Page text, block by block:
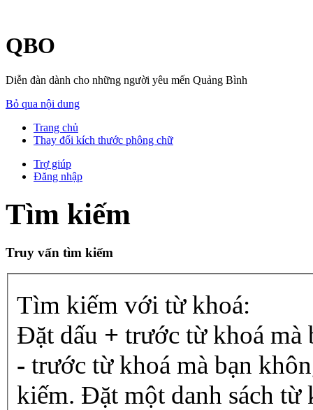
QBO
Diễn đàn dành cho những người yêu mến Quảng Bình
Bỏ qua nội dung
Trang chủ
Thay đổi kích thước phông chữ
Trợ giúp
Đăng nhập
Tìm kiếm
Truy vấn tìm kiếm
Tìm kiếm với từ khoá:
Đặt dấu + trước từ khoá mà
- trước từ khoá mà bạn
kiếm. Đặt một danh sách từ